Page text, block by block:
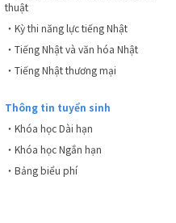
thuật
・Kỳ thi năng lực tiếng Nhật
・Tiếng Nhật và văn hóa Nhật
・Tiếng Nhật thương mại
Thông tin tuyển sinh
・Khóa học Dài hạn
・Khóa học Ngắn hạn
・Bảng biểu phí